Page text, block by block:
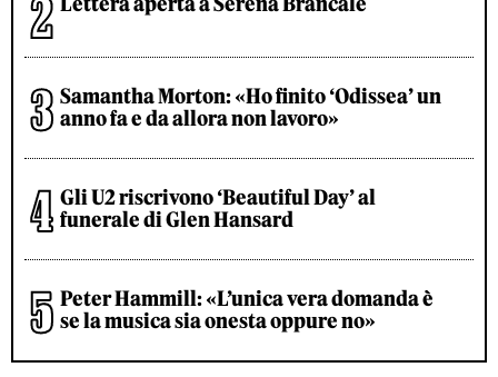
Samantha Morton: «Ho finito ‘Odissea’ un
anno fa e da allora non lavoro»
Gli U2 riscrivono ‘Beautiful Day’ al
funerale di Glen Hansard
Peter Hammill: «L’unica vera domanda è
se la musica sia onesta oppure no»